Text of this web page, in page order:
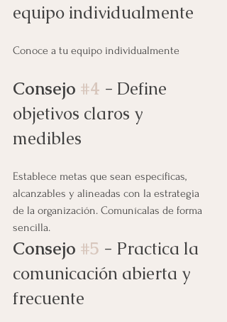
equipo individualmente
Conoce a tu equipo individualmente
Consejo #4 - Define
objetivos claros y
medibles
Establece metas que sean específicas,
alcanzables y alineadas con la estrategia
de la organización. Comunícalas de forma
sencilla.
Consejo #5 - Practica la
comunicación abierta y
frecuente